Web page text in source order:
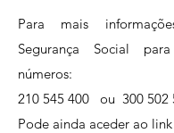
Para mais
Segurança Social
números:
210 545 400 ou 300 502
Pode ainda aceder ao